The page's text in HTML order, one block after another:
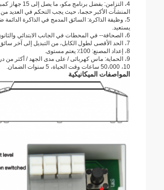
4، التزامن: بفضل برنامج مكو، ما يصل إلى 15 جهاز كمبيوتر شخصى السائقين ينبغي أن يسيطر عليها نفس التبديل.
المنشآت الأكبر حجما، حيث يجب التحكم في العديد
5، وظيفة الذاكرة: السائق المدمج في الذاكرة الدائمة ضد انقطاع التيار الكهربائي.
يستعيد.
6، الصحافة-- في المحطات في الجانب الابتدائي والثانوي، سهلة التجميع.
7، الحد الأقصى لطول الكابل، من التبديل إلى آخر سائق هو 20M.
8، إعداد المصنع: 100٪ يعتم مستوى.
9، الحماية: ماس كهربائى / على مدى الجهد / أكثر من درجة الحرارة.
10، 50،000 ساعات وقت الحياة، 5 سنوات الضمان.
المواصفات الميكانيكية